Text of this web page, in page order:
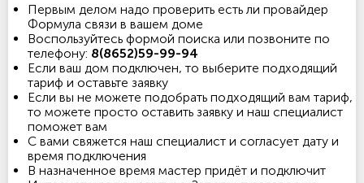
Первым делом надо проверить есть ли провайдер
Формула связи в вашем доме
Воспользуйтесь формой поиска или позвоните по
телефону: 8(8652)59-99-94
Если ваш дом подключен, то выберите подходящий
тариф и оставьте заявку
Если вы не можете подобрать подходящий вам тариф,
то можете просто оставить заявку и наш специалист
поможет вам
С вами свяжется наш специалист и согласует дату и
время подключения
В назначенное время мастер придёт и подключит